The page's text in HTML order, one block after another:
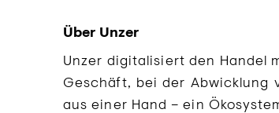
Über Unzer
Unzer digitalisiert den Handel
Geschäft, bei der Abwicklung
aus einer Hand – ein